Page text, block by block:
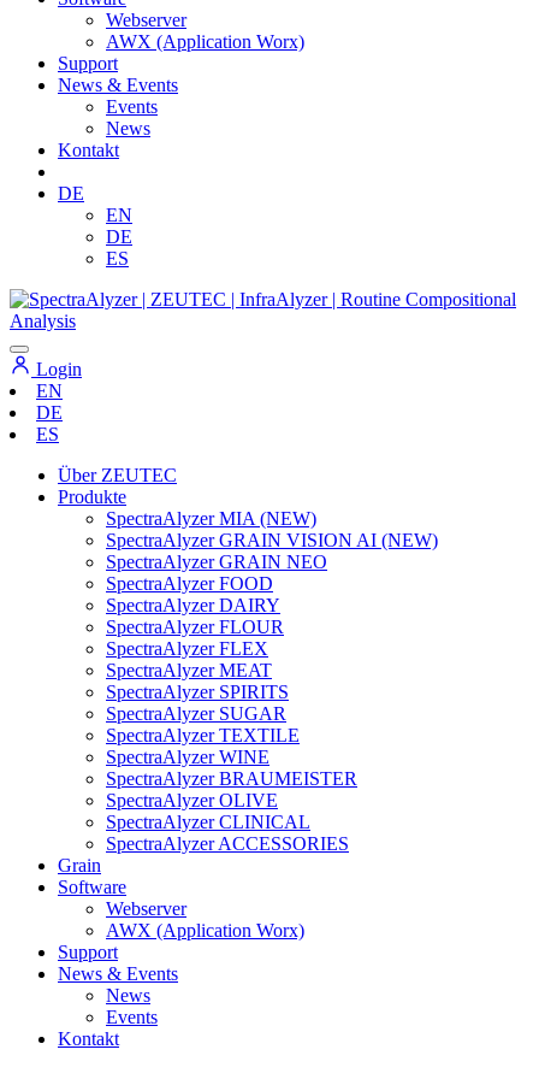
Webserver
AWX (Application Worx)
Support
News & Events
Events
News
Kontakt
DE
EN
DE
ES
Login
EN
DE
ES
Über ZEUTEC
Produkte
SpectraAlyzer MIA (NEW)
SpectraAlyzer GRAIN VISION AI (NEW)
SpectraAlyzer GRAIN NEO
SpectraAlyzer FOOD
SpectraAlyzer DAIRY
SpectraAlyzer FLOUR
SpectraAlyzer FLEX
SpectraAlyzer MEAT
SpectraAlyzer SPIRITS
SpectraAlyzer SUGAR
SpectraAlyzer TEXTILE
SpectraAlyzer WINE
SpectraAlyzer BRAUMEISTER
SpectraAlyzer OLIVE
SpectraAlyzer CLINICAL
SpectraAlyzer ACCESSORIES
Grain
Software
Webserver
AWX (Application Worx)
Support
News & Events
News
Events
Kontakt